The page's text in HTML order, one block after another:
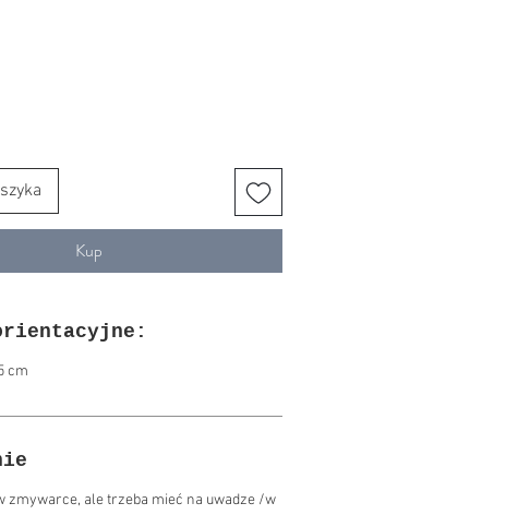
Kup
cm
zmywarce, ale trzeba mieć na uwadze /w